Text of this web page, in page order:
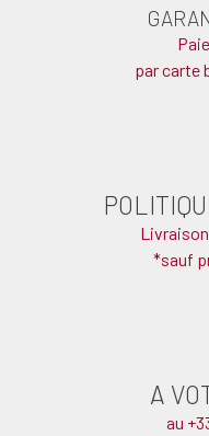
par carte
*sauf
A
au